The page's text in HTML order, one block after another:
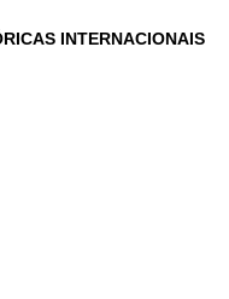
INTERNACIONAIS